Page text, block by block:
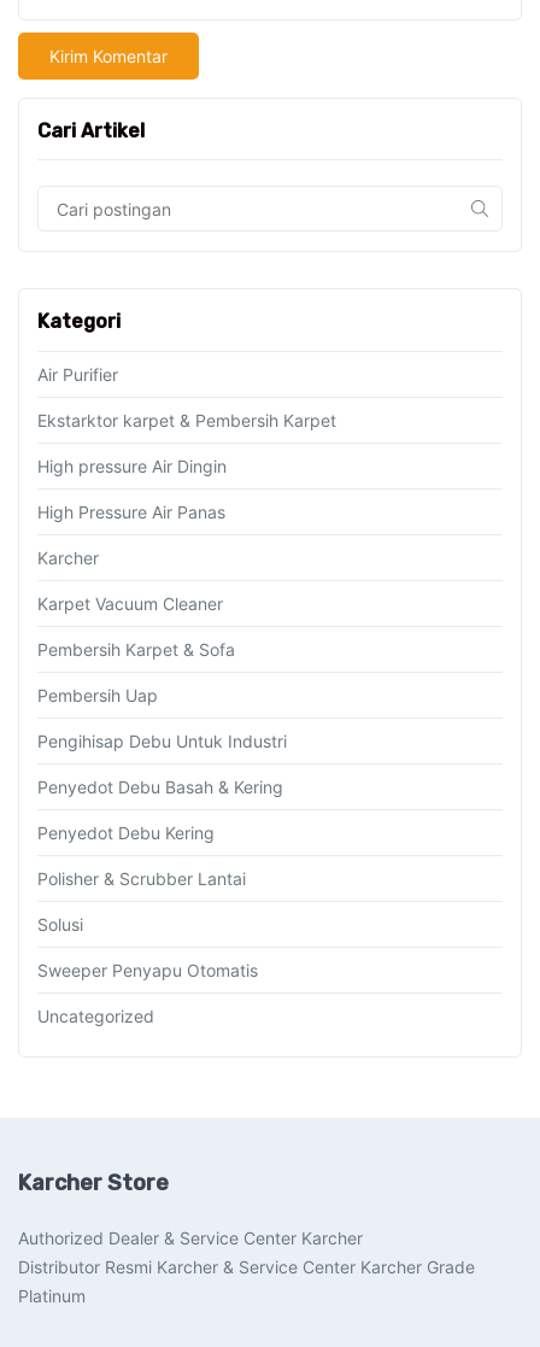
Cari Artikel
Kategori
Air Purifier
Ekstarktor karpet & Pembersih Karpet
High pressure Air Dingin
High Pressure Air Panas
Karcher
Karpet Vacuum Cleaner
Pembersih Karpet & Sofa
Pembersih Uap
Pengihisap Debu Untuk Industri
Penyedot Debu Basah & Kering
Penyedot Debu Kering
Polisher & Scrubber Lantai
Solusi
Sweeper Penyapu Otomatis
Uncategorized
Karcher Store
Authorized Dealer & Service Center Karcher
Distributor Resmi Karcher & Service Center Karcher Grade
Platinum